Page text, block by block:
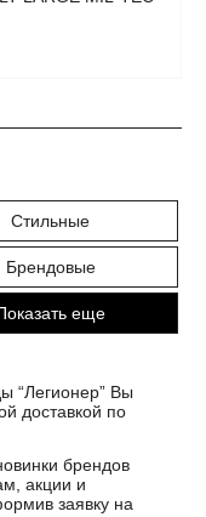
Стильные
Брендовые
еще
“Легионер” Вы
доставкой по
брендов
акции и
заявку на